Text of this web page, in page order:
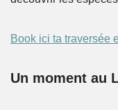
Book ici ta traversée
Un moment au